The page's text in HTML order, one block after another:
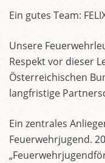
Ein gutes Team:
Unsere
Respekt vor dieser
Österreichischen
langfristige
Ein zentrales
Feuerwehrjugend.